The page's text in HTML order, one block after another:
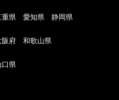
県 愛知県 静岡県
府 和歌山県
県